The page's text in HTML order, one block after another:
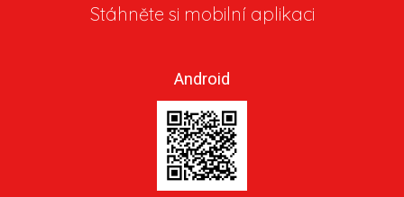
Stáhněte si mobilní aplikaci
Android